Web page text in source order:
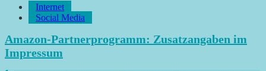
Internet
Social Media
Amazon-Partnerprogramm: Zusatzangaben im
Impressum